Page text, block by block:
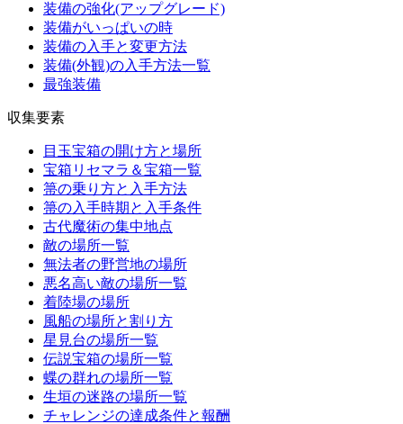
装備の強化(アップグレード)
装備がいっぱいの時
装備の入手と変更方法
装備(外観)の入手方法一覧
最強装備
収集要素
目玉宝箱の開け方と場所
宝箱リセマラ＆宝箱一覧
箒の乗り方と入手方法
箒の入手時期と入手条件
古代魔術の集中地点
敵の場所一覧
無法者の野営地の場所
悪名高い敵の場所一覧
着陸場の場所
風船の場所と割り方
星見台の場所一覧
伝説宝箱の場所一覧
蝶の群れの場所一覧
生垣の迷路の場所一覧
チャレンジの達成条件と報酬